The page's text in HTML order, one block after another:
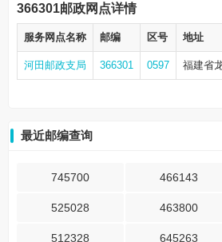
366301邮政网点详情
服务网点名称 邮编 区号 地址
河田邮政支局 366301 0597 福建省
最近邮编查询
745700 466143
525028 463800
512328 645263